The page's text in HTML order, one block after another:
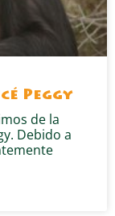
Peggy
de la
Debido a